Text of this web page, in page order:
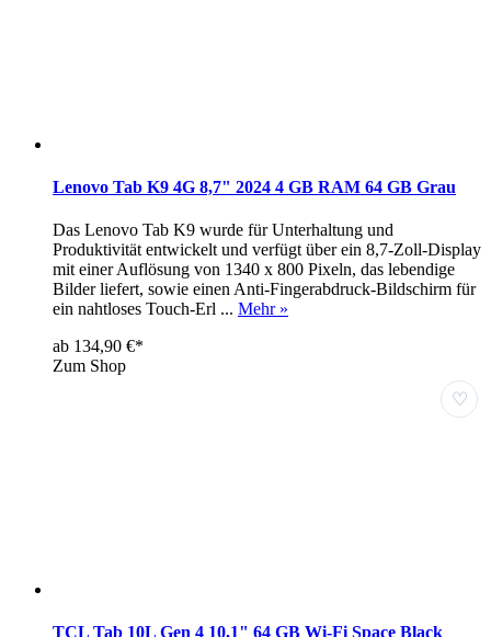
Lenovo Tab K9 4G 8,7" 2024 4 GB RAM 64 GB Grau
Das Lenovo Tab K9 wurde für Unterhaltung und
Produktivität entwickelt und verfügt über ein 8,7-Zoll-Display
mit einer Auflösung von 1340 x 800 Pixeln, das lebendige
Bilder liefert, sowie einen Anti-Fingerabdruck-Bildschirm für
ein nahtloses Touch-Erl ... Mehr »
ab 134,90 €*
Zum Shop
♡
TCL Tab 10L Gen 4 10,1" 64 GB Wi-Fi Space Black